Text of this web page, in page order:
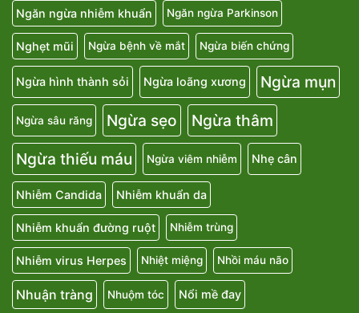
Ngăn ngừa nhiễm khuẩn Ngăn ngừa Parkinson
Nghẹt mũi Ngừa bệnh về mắt Ngừa biến chứng
Ngừa hình thành sỏi Ngừa loãng xương Ngừa mụn
Ngừa sâu răng Ngừa sẹo
Ngừa thâm
Ngừa thiếu máu
Ngừa viêm nhiễm Nhẹ cân
Nhiễm Candida Nhiễm khuẩn da
Nhiễm khuẩn đường ruột Nhiễm trùng
Nhiễm virus Herpes Nhiệt miệng Nhồi máu não
Nhuận tràng Nhuộm tóc Nổi mề đay